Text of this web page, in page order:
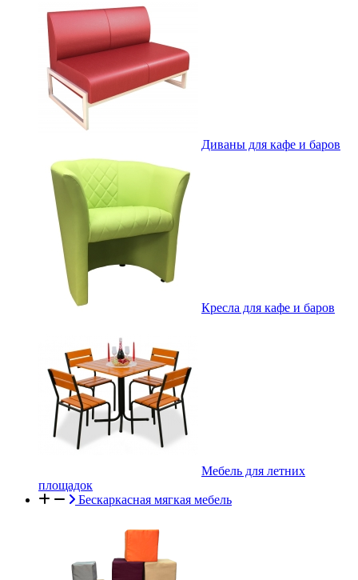
Диваны для кафе и баров
Кресла для кафе и баров
Мебель для летних
площадок
Бескаркасная мягкая мебель